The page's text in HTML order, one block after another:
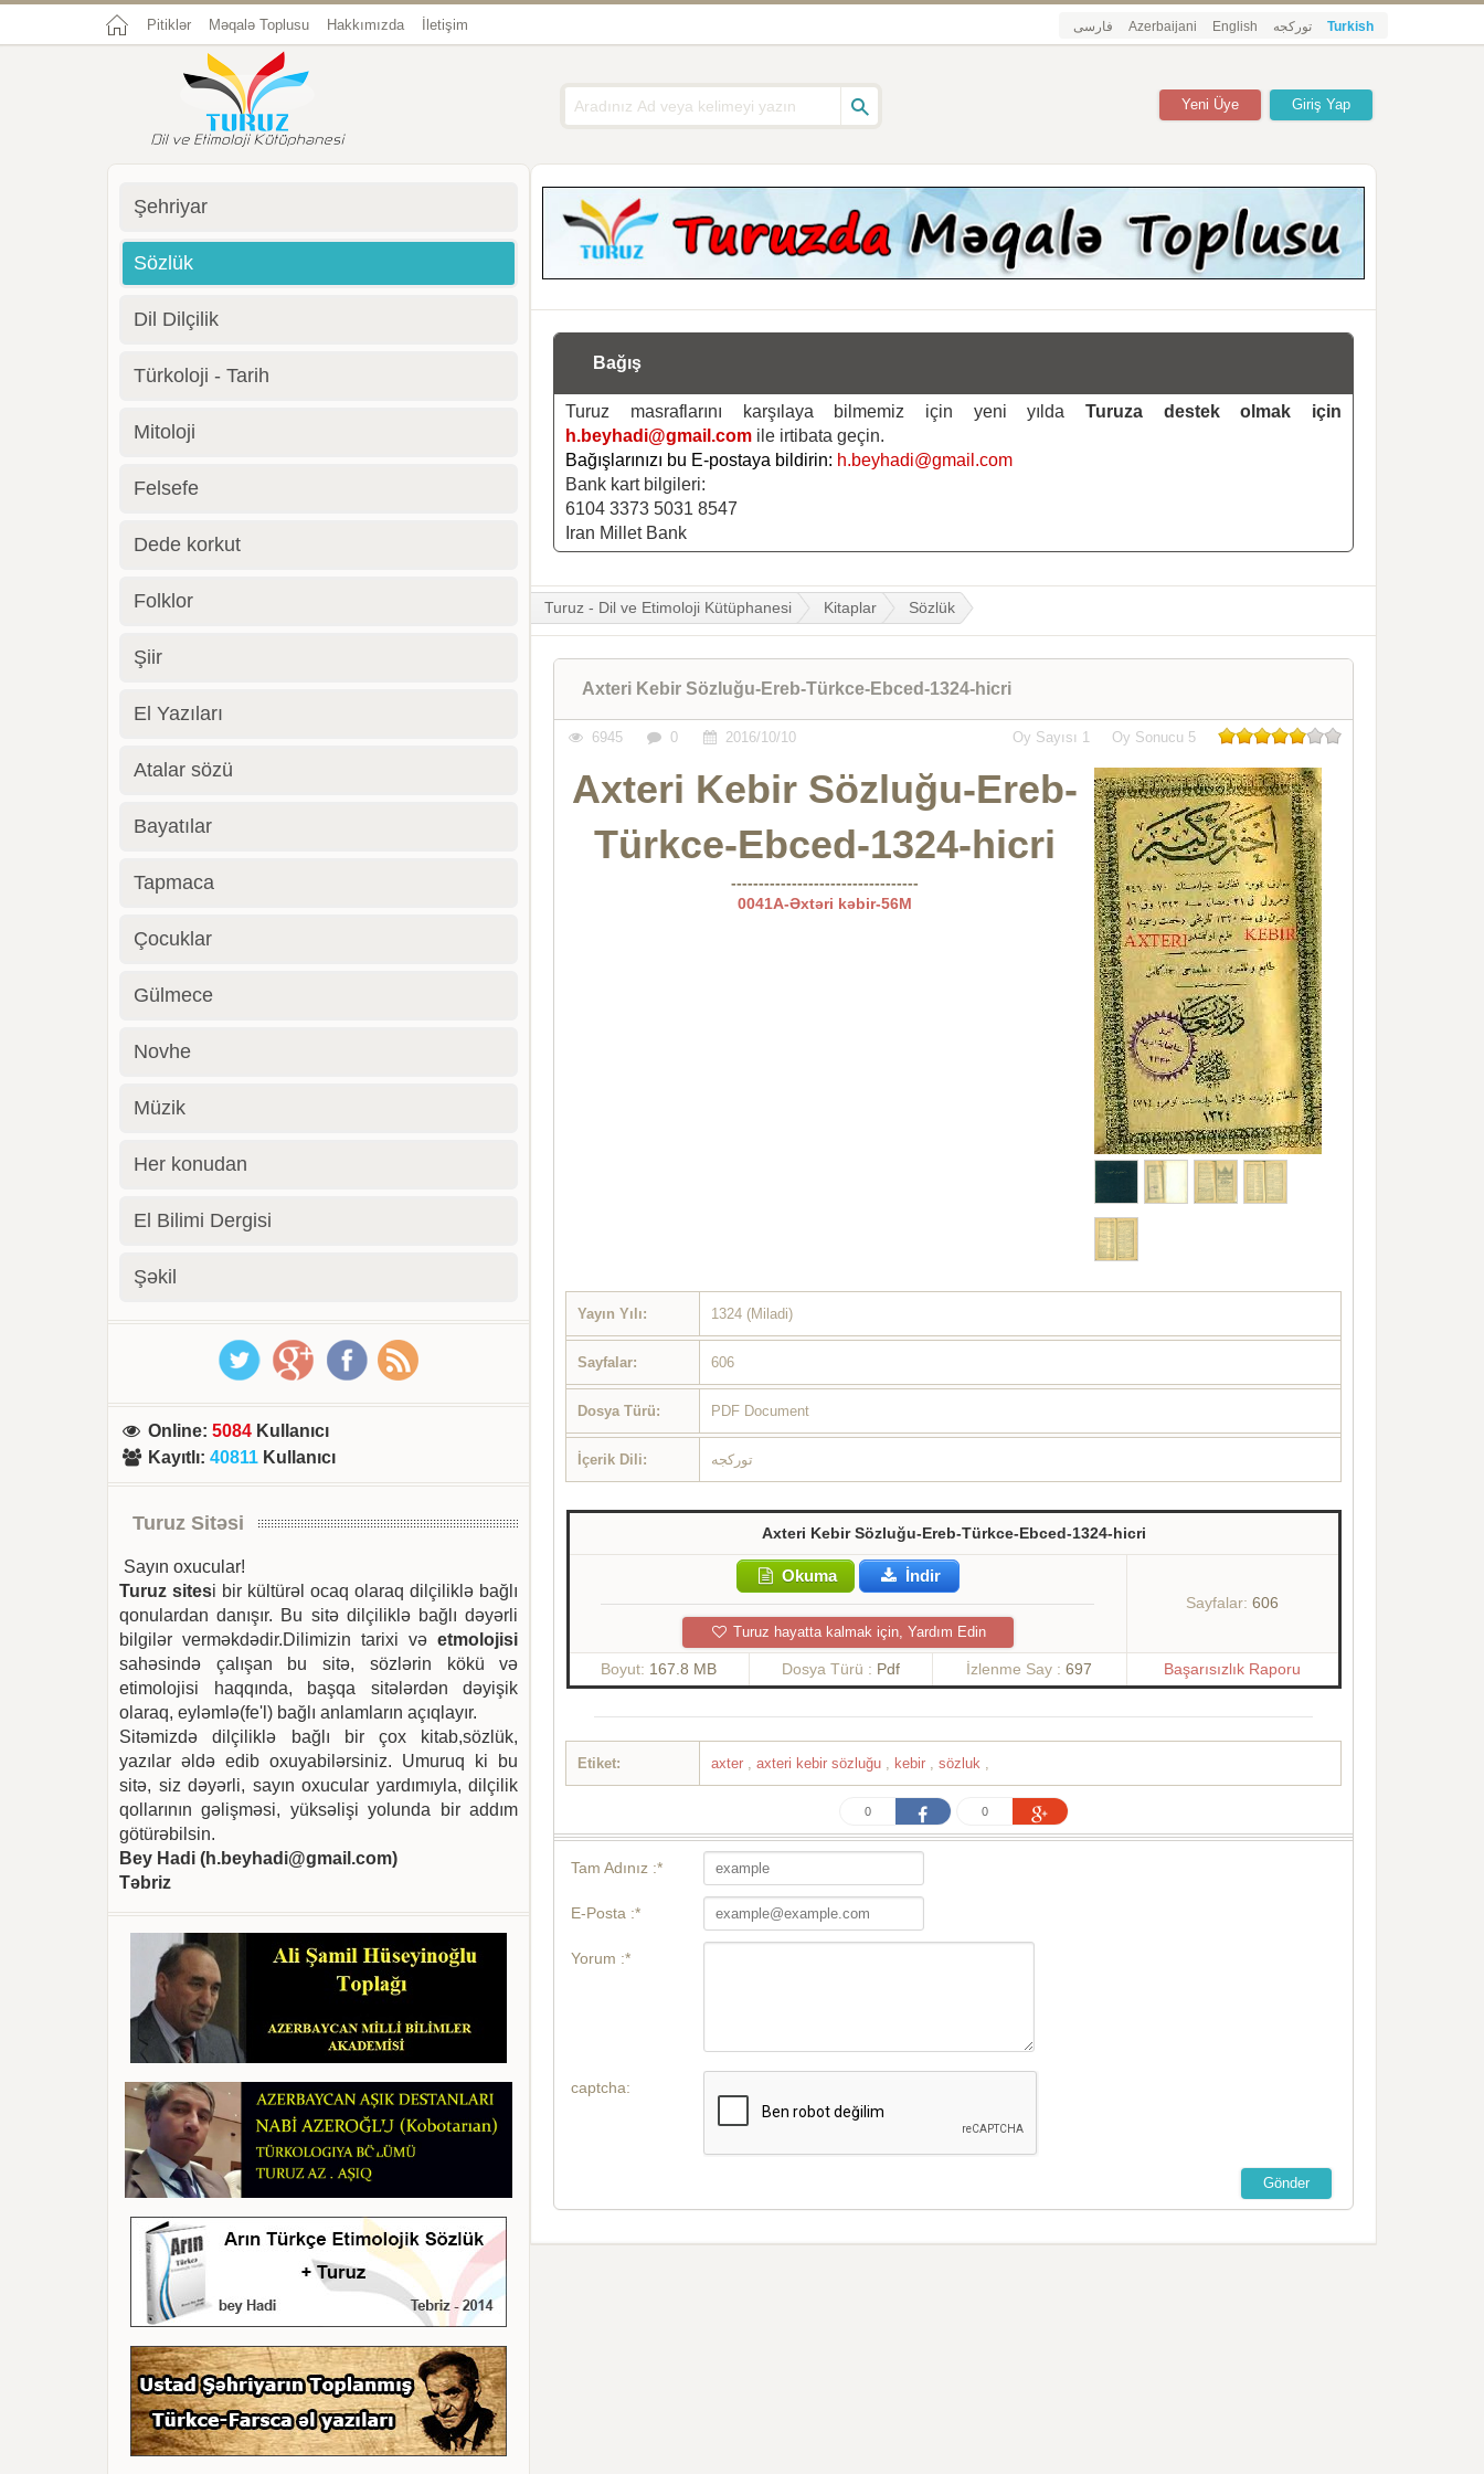
Pitiklər Məqalə Toplusu Hakkımızda İletişim فارسی Azerbaijani English تورکجه Turkish
Giriş Yap
Yeni Üye
Bağış
Turuz masraflarını karşılaya bilmemiz için yeni yıldaTuruza destek olmak için
h.beyhadi@gmail.com ile irtibata geçin.
Bağışlarınızı bu E-postaya bildirin: h.beyhadi@gmail.com
Bank kart bilgileri:
6104 3373 5031 8547
Iran Millet Bank
Turuz - Dil ve Etimoloji Kütüphanesi Kitaplar Sözlük
Axteri Kebir Sözluğu-Ereb-Türkce-Ebced-1324-hicri
6945 0 2016/10/10 Oy Sayısı 1 Oy Sonucu 5
Axteri Kebir Sözluğu-Ereb-
Türkce-Ebced-1324-hicri
----------------------------------
0041A-Əxtəri kəbir-56M
Yayın Yılı: 1324 (Miladi)
Sayfalar: 606
Dosya Türü: PDF Document
İçerik Dili: تورکجه
Axteri Kebir Sözluğu-Ereb-Türkce-Ebced-1324-hicri
Okuma İndir
Turuz hayatta kalmak için, Yardım Edin
Sayfalar: 606
Boyut: 167.8 MB Dosya Türü : Pdf İzlenme Say :697 Başarısızlık Raporu
Etiket: axter ,axteri kebir sözluğu , kebir ,sözluk ,
0 0
Tam Adınız :*
E-Posta :*
Yorum :*
captcha:
Şehriyar
Sözlük
Dil Dilçilik
Türkoloji - Tarih
Mitoloji
Felsefe
Dede korkut
Folklor
Şiir
El Yazıları
Atalar sözü
Bayatılar
Tapmaca
Çocuklar
Gülmece
Novhe
Müzik
Her konudan
El Bilimi Dergisi
Şəkil
Online:5084 Kullanıcı
Kayıtlı:40811 Kullanıcı
Turuz Sitəsi
Sayın oxucular!
Turuz sitesi bir kültürəl ocaq olaraq dilçiliklə bağlı
qonulardan danışır. Bu sitə dilçiliklə bağlı dəyərli
bilgilər verməkdədir.Dilimizin tarixi vəetmolojisi
sahəsində çalışan bu sitə, sözlərin kökü və
etimolojisi haqqında, başqa sitələrdən dəyişik
olaraq, eyləmlə(fe'l) bağlı anlamların açıqlayır.
Sitəmizdə dilçiliklə bağlı bir çox kitab,sözlük,
yazılar əldə edib oxuyabilərsiniz. Umuruq ki bu
sitə, siz dəyərli, sayın oxucular yardımıyla, dilçilik
qollarının gəlişməsi, yüksəlişi yolunda bir addım
götürəbilsin.
Bey Hadi (h.beyhadi@gmail.com)
Təbriz